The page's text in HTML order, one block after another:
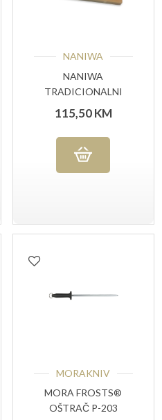
NANIWA
NANIWA
TRADICIONALNI
KAMEN #6000 GRIT
115,50KM
MORAKNIV
MORA FROSTS®
OŠTRAČ P-203